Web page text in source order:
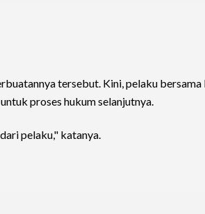
tersebut. Kini, pelaku
proses hukum selanjutnya.
pelaku," katanya.